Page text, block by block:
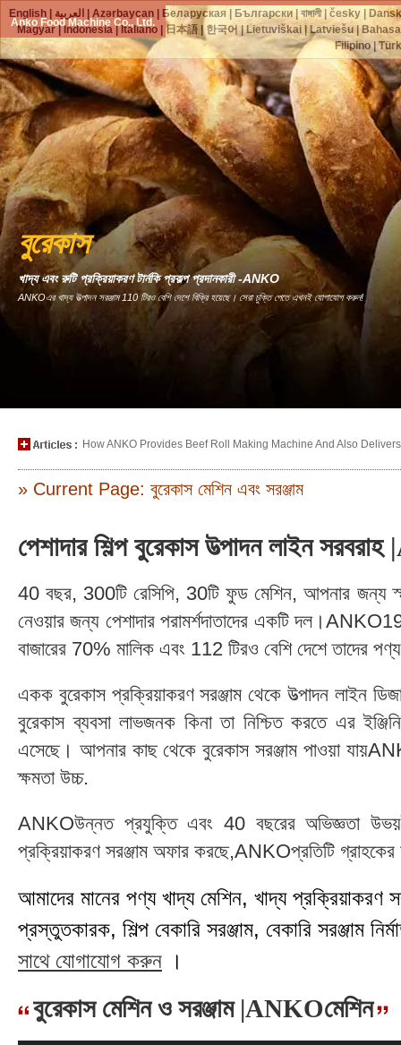
Anko Food Machine Co., Ltd.
বুরেকাস
খাদ্য এবং রুটি প্রক্রিয়াকরণ টার্নকি প্রকল্প প্রদানকারী -ANKO
ANKOএর খাদ্য উত্পাদন সরঞ্জাম 110 টিরও বেশি দেশে বিক্রি হয়েছে। সেরা চুক্তি পেতে এখনই যোগাযোগ করুন!
How ANKO Provides Beef Roll Making Machine And Also
» Current Page: বুরেকাস মেশিন এবং সরঞ্জাম
পেশাদার শিল্প বুরেকাস উত্পাদন লাইন
40 বছর, 300টি রেসিপি, 30টি ফুড মেশিন, আপনার জন্য
নেওয়ার জন্য পেশাদার পরামর্শদাতাদের একটি
বাজারের 70% মালিক এবং 112 টিরও বেশি দেশে তাদের
একক বুরেকাস প্রক্রিয়াকরণ সরঞ্জাম থেকে উত্পাদন লাইন
বুরেকাস ব্যবসা লাভজনক কিনা তা নিশ্চিত করতে এর
এসেছে। আপনার কাছ থেকে বুরেকাস সরঞ্জাম পাওয়া
ক্ষমতা উচ্চ.
ANKOউন্নত প্রযুক্তি এবং 40 বছরের অভিজ্ঞতা উভয়ই
প্রক্রিয়াকরণ সরঞ্জাম অফার করছে,ANKOপ্রতিটি গ্রাহকের
আমাদের মানের পণ্য খাদ্য মেশিন, খাদ্য প্রক্রিয়াকরণ
প্রস্তুতকারক, শিল্প বেকারি সরঞ্জাম, বেকারি সরঞ্জাম
সাথে যোগাযোগ করুন ।
বুরেকাস মেশিন ও সরঞ্জাম |ANKOমেশিন
English العربية |Azərbaycan Беларуская Български |বাঙ্গালী|česky
Magyar|Indonesia| Italiano| 日本語|한국어|Lietuviškai|Latviešu|
Filipino|